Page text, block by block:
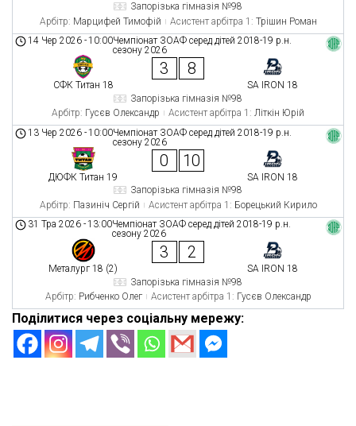
Запорізька гімназія №98
Арбітр: Марцифей Тимофій Асистент арбітра 1: Трішин Роман
Чемпіонат ЗОАФ серед дітей 2018-19 р.н.
сезону 2026
14 Чер 2026 -10:00
СФК Титан 18
3 8
SA IRON 18
Запорізька гімназія №98
Арбітр: Гусєв Олександр Асистент арбітра 1: Літкін Юрій
Чемпіонат ЗОАФ серед дітей 2018-19 р.н.
сезону 2026
13 Чер 2026 -10:00
ДЮФК Титан 19
0 10
SA IRON 18
Запорізька гімназія №98
Арбітр: Пазиніч Сергій Асистент арбітра 1: Борецький Кирило
Чемпіонат ЗОАФ серед дітей 2018-19 р.н.
сезону 2026
31 Тра 2026 -13:00
Металург 18 (2)
3 2
SA IRON 18
Запорізька гімназія №98
Арбітр: Рибченко Олег Асистент арбітра 1: Гусєв Олександр
Поділитися через соціальну мережу: